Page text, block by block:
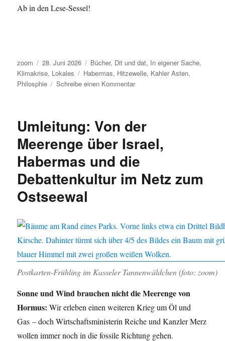
Ab in den Lese-Sessel!
Autor
zoom
Veröffentlicht
am
28. Juni 2026 Kategorien
Bücher, Dit und dat, In eigener Sache,
Klimakrise, Lokales Schlagwörter
Habermas, Hitzewelle, Kahler Asten,
Philosphie
Schreibe einen Kommentarzu
Hitzewelle
dem
Kahlen
Asten
Umleitung: Von der
Meerenge über Israel,
Habermas und die
Debattenkultur im Netz zum
Ostseewal
Postkarten-Frühling im Kasseler Tannenwäldchen (foto: zoom)
Sonne und Wind brauchen nicht die Meerenge von
Hormus: Wir erleben einen weiteren Krieg um Öl und
Gas – doch Wirtschaftsministerin Reiche und Kanzler Merz
wollen immer noch in die fossile Richtung gehen.